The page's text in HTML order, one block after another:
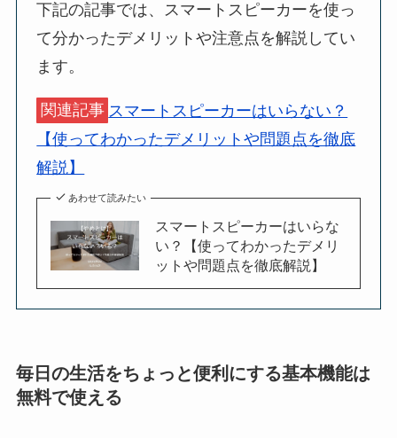
下記の記事では、スマートスピーカーを使っ
て分かったデメリットや注意点を解説してい
ます。
関連記事 スマートスピーカーはいらない？
【使ってわかったデメリットや問題点を徹底
解説】
あわせて読みたい
スマートスピーカーはいらな
い？【使ってわかったデメリ
ットや問題点を徹底解説】
毎日の生活をちょっと便利にする基本機能は
無料で使える